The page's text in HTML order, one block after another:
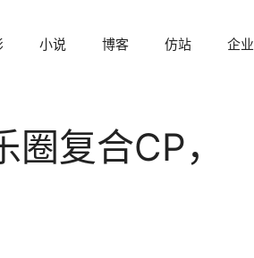
小说 博客 仿站 企业
复合CP，